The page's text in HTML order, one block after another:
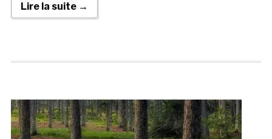
Lire la suite →